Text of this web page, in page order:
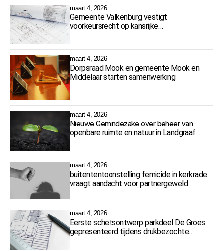
maart 4, 2026
Gemeente Valkenburg vestigt
voorkeursrecht op kansrijke
maart 4, 2026
Dorpsraad Mook en gemeente Mook en
Middelaar starten samenwerking
maart 4, 2026
Nieuwe Gemindezake over beheer van
openbare ruimte en natuur in Landgraaf
maart 4, 2026
buitententoonstelling femicide in kerkrade
vraagt aandacht voor partnergeweld
maart 4, 2026
Eerste schetsontwerp parkdeel De Groes
gepresenteerd tijdens drukbezochte